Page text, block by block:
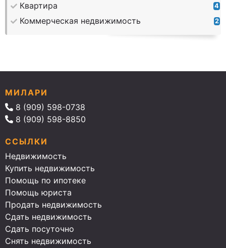
Квартира 4
Коммерческая недвижимость 2
МИЛАРИ
8 (909) 598-0738
8 (909) 598-8850
ССЫЛКИ
Недвижимость
Купить недвижимость
Помощь по ипотеке
Помощь юриста
Продать недвижимость
Сдать недвижимость
Сдать посуточно
Снять недвижимость